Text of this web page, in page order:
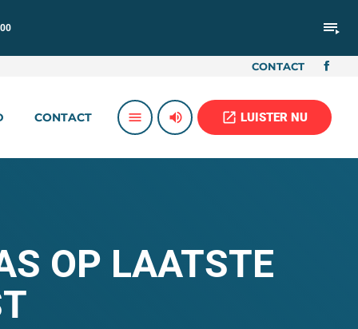
playlist_play
CONTACT
CONTACT menu volume_up open_in_new LUISTER NU
OP LAATSTE